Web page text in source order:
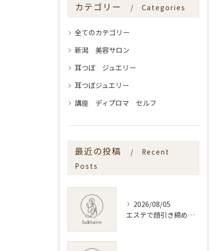
カテゴリー Categories
全てのカテゴリー
新潟 美容サロン
耳つぼ ジュエリー
耳つぼジュエリー
講座 ディプロマ セルフ
最近の投稿
Recent
Posts
2026/08/05
エステで顔引き締めを叶える新潟県内おすすめ施術と選び方ガイド